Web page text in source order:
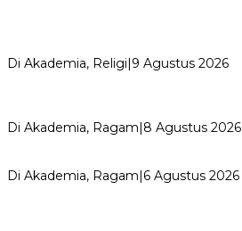
Di Akademia, Religi|9 Agustus 2026
Di Akademia, Ragam|8 Agustus 2026
Di Akademia, Ragam|6 Agustus 2026